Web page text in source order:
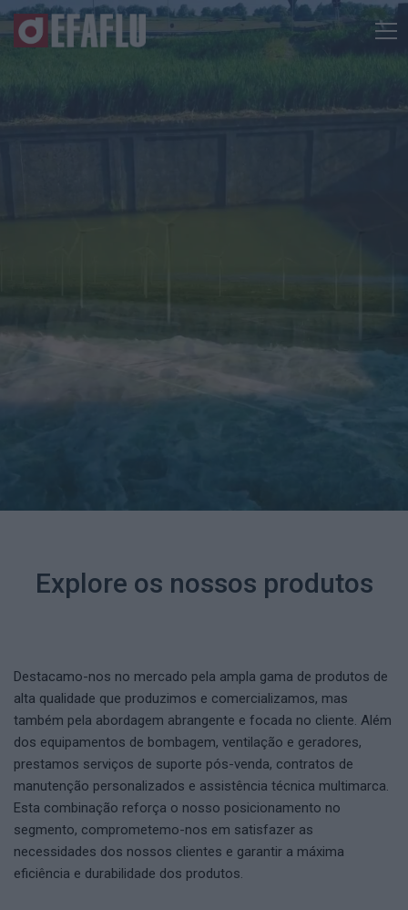
Explore os nossos produtos
Destacamo-nos no mercado pela ampla gama de produtos de
alta qualidade que produzimos e comercializamos, mas
também pela abordagem abrangente e focada no cliente. Além
dos equipamentos de bombagem, ventilação e geradores,
prestamos serviços de suporte pós-venda, contratos de
manutenção personalizados e assistência técnica multimarca.
Esta combinação reforça o nosso posicionamento no
segmento, comprometemo-nos em satisfazer as
necessidades dos nossos clientes e garantir a máxima
eficiência e durabilidade dos produtos.